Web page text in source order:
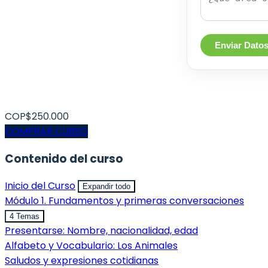
Enviar Datos
COP$250.000
COMPRAR CURSO
Contenido del curso
Inicio del Curso Expandir todo
Módulo 1. Fundamentos y primeras conversaciones
4 Temas
Presentarse: Nombre, nacionalidad, edad
Alfabeto y Vocabulario: Los Animales
Saludos y expresiones cotidianas